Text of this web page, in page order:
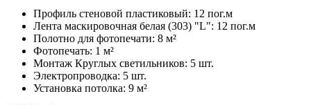
Профиль стеновой пластиковый: 12 пог.м
Лента маскировочная белая (303) "L": 12 пог.м
Полотно для фотопечати: 8 м²
Фотопечать: 1 м²
Монтаж Круглых светильников: 5 шт.
Электропроводка: 5 шт.
Установка потолка: 9 м²